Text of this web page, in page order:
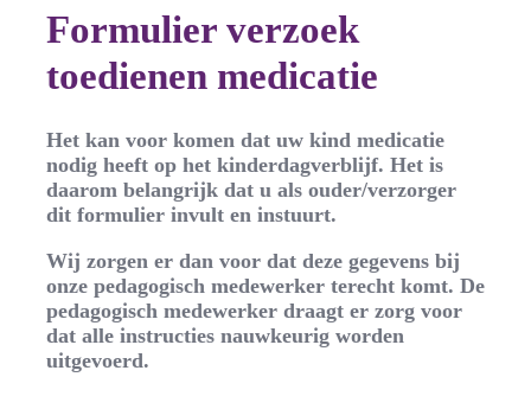
Formulier verzoek
toedienen medicatie
Het kan voor komen dat uw kind medicatie
nodig heeft op het kinderdagverblijf. Het is
daarom belangrijk dat u als ouder/verzorger
dit formulier invult en instuurt.
Wij zorgen er dan voor dat deze gegevens bij
onze pedagogisch medewerker terecht komt. De
pedagogisch medewerker draagt er zorg voor
dat alle instructies nauwkeurig worden
uitgevoerd.